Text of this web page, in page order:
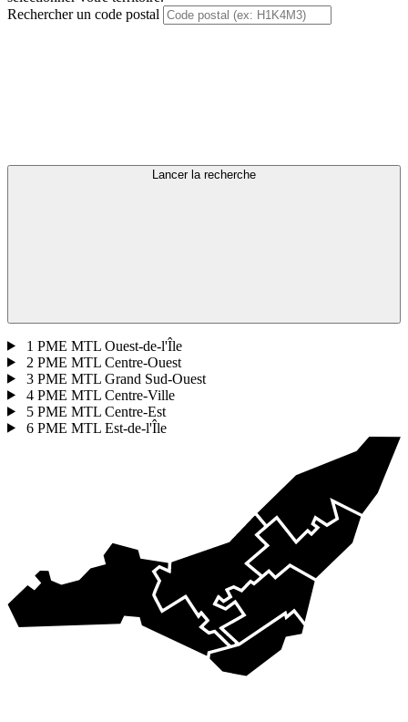
Rechercher un code postal
Lancer la recherche
1 PME MTL Ouest-de-l'Île
2 PME MTL Centre-Ouest
3 PME MTL Grand Sud-Ouest
4 PME MTL Centre-Ville
5 PME MTL Centre-Est
6 PME MTL Est-de-l'Île